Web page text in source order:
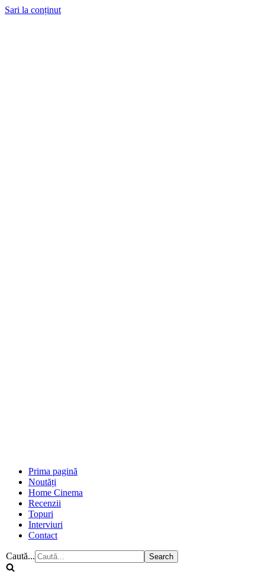
Sari la conținut
Prima pagină
Noutăți
Home Cinema
Recenzii
Topuri
Interviuri
Contact
Caută...